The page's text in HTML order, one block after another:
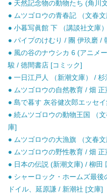
● 天然記念物の動物たち (角川
● ムツゴロウの青春記 （文春
● 小暮写眞館 下 （講談社文庫
● パイプのけむり / 團 伊玖磨 /
● 風の谷のナウシカ 6 (アニメ
駿 / 徳間書店 [コミック]
● 一日江戸人 （新潮文庫） /
● ムツゴロウの自然教育 / 畑
● 島で暮す 灰谷健次郎エッセ
● 続ムツゴロウの動物王国 （
庫]
● ムツゴロウの大漁旗 （文春
● ムツゴロウの野性教育 / 畑
● 日本の伝説 (新潮文庫) / 柳田
● シャーロック・ホームズ最後
ドイル、延原謙 / 新潮社 [文庫]